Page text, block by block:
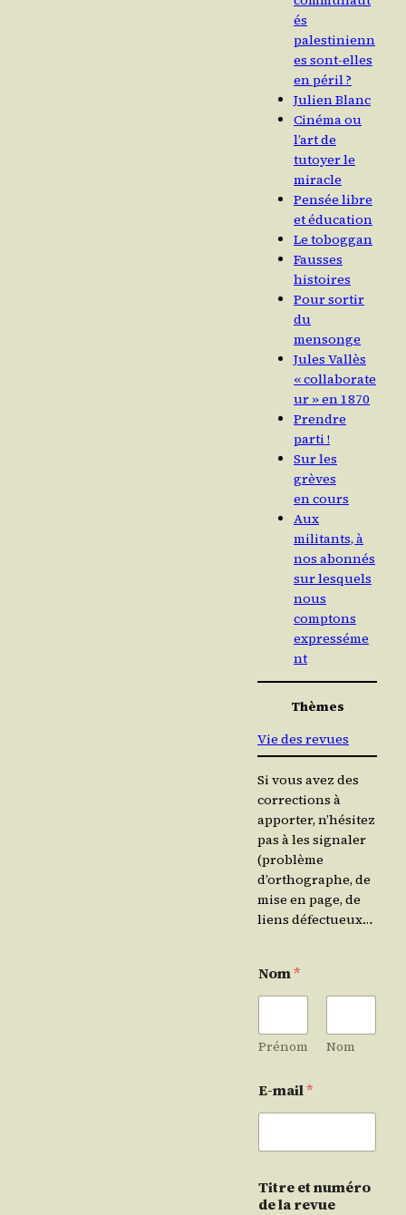
és
palestinienn
es sont-elles
en péril ?
Julien Blanc
Cinéma ou
l’art de
tutoyer le
miracle
Pensée libre
et éducation
Le toboggan
Fausses
histoires
Pour sortir
du
mensonge
Jules Vallès
« collaborate
ur » en 1870
Prendre
parti !
Sur les
grèves
en cours
Aux
militants, à
nos abonnés
sur lesquels
nous
comptons
expresséme
nt
Thèmes
Vie des revues
Si vous avez des
corrections à
apporter, n’hésitez
pas à les signaler
(problème
d’orthographe, de
mise en page, de
liens défectueux…
Nom*
Prénom Nom
E-mail*
Titre et numéro
de la revue